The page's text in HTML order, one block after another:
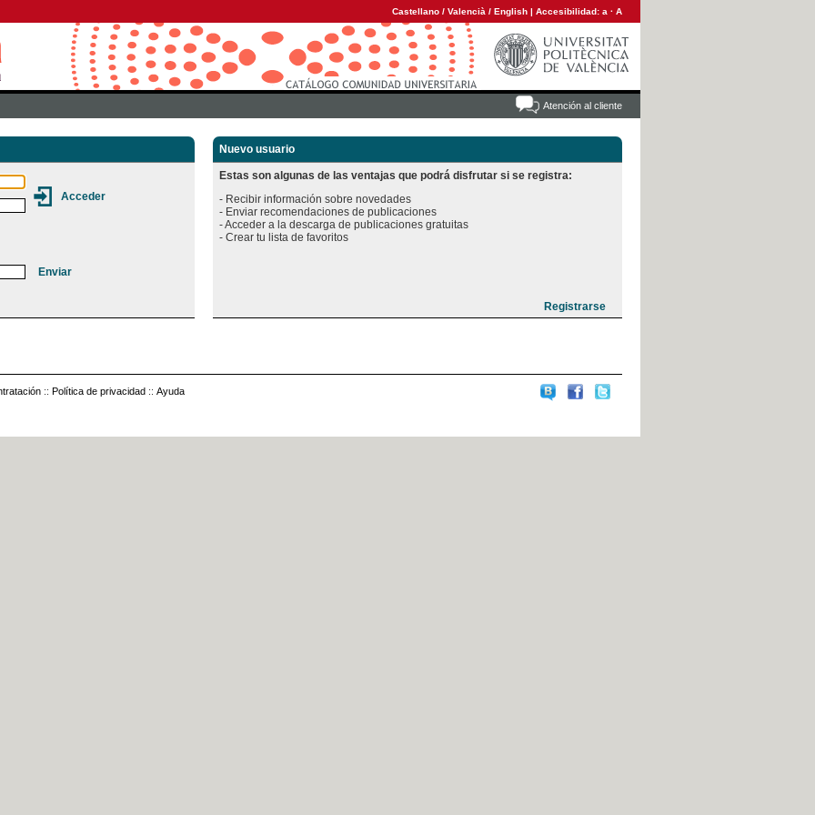
Castellano / Valencià / English | Accesibilidad: a · A
Atención al cliente
Nuevo usuario
Estas son algunas de las ventajas que podrá disfrutar si se registra:
- Recibir información sobre novedades
- Enviar recomendaciones de publicaciones
- Acceder a la descarga de publicaciones gratuitas
:: Política de privacidad :: Ayuda